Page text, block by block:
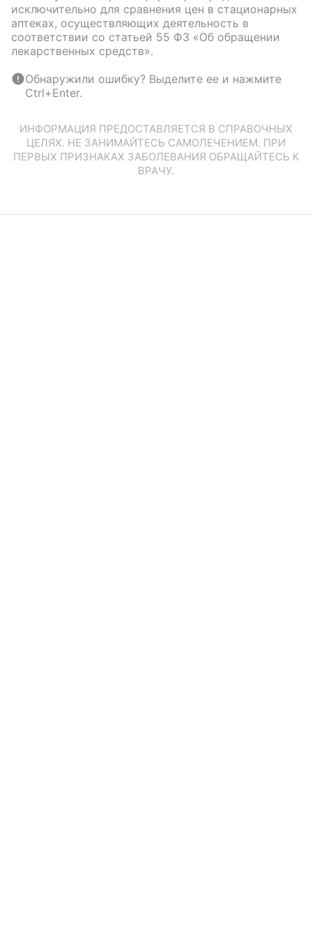
исключительно для сравнения цен в стационарных
аптеках, осуществляющих деятельность в
соответствии со статьей 55 ФЗ «Об обращении
лекарственных средств».
Обнаружили ошибку? Выделите ее и нажмите
Ctrl+Enter.
ИНФОРМАЦИЯ ПРЕДОСТАВЛЯЕТСЯ В СПРАВОЧНЫХ
ЦЕЛЯХ. НЕ ЗАНИМАЙТЕСЬ САМОЛЕЧЕНИЕМ. ПРИ
ПЕРВЫХ ПРИЗНАКАХ ЗАБОЛЕВАНИЯ ОБРАЩАЙТЕСЬ К
ВРАЧУ.